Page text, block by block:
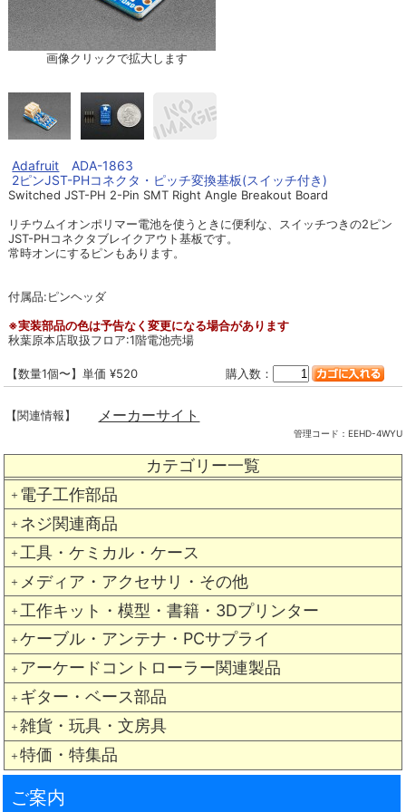
カテゴリー一覧
＋ 電子工作部品
＋ ネジ関連商品
＋ 工具・ケミカル・ケース
＋ メディア・アクセサリ・その他
＋ 工作キット・模型・書籍・3Dプリンター
＋ ケーブル・アンテナ・PCサプライ
＋ アーケードコントローラー関連製品
＋ ギター・ベース部品
＋ 雑貨・玩具・文房具
＋ 特価・特集品
画像クリックで拡大します
Adafruit ADA-1863
2ピンJST-PHコネクタ・ピッチ変換基板(スイッチ付き)
Switched JST-PH 2-Pin SMT Right Angle Breakout Board
リチウムイオンポリマー電池を使うときに便利な、スイッチつきの2ピン
JST-PHコネクタブレイクアウト基板です。
常時オンにするピンもあります。
付属品:ピンヘッダ
※実装部品の色は予告なく変更になる場合があります
秋葉原本店取扱フロア:1階電池売場
【数量1個〜】単価 ¥520 購入数：
【関連情報】 メーカーサイト
管理コード： EEHD-4WYU
ご案内